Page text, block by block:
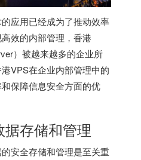
应用已经成为了推动效率
效的内部管理， 香港
）被越来越多的企业所
VPS在企业内部管理中的
保障信息安全方面的优
存储和管理
安全存储和管理是至关重